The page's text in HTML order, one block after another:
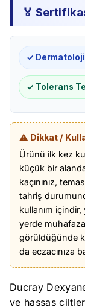
🏅
✓
✓ Tolerans
⚠️ Dikkat /
Ürünü ilk kez
küçük bir
kaçınınız,
tahriş
kullanım içindir,
yerde
görüldüğünde
da eczacınıza
Ducray
ve hassas